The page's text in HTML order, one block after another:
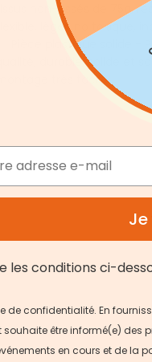
tissus non-tissés de 75g,
flexible, léger, no toxique,
Pièce plastique solide -
qualité, durable, solide et
montage très facile
les conditions ci-
de confidentialité. En
souhaite être informé(e) des
en cours et de la